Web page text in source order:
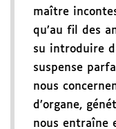
maître
qu’au fil des
su introduire
suspense
nous
d’organe,
nous entraîne